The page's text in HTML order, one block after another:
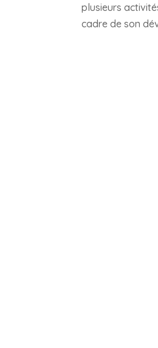
plusieurs
cadre de son